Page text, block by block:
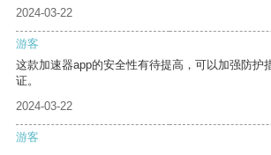
2024-03-22
游客
这款加速器app的安全性有待提高，可以加强防护
证。
2024-03-22
游客